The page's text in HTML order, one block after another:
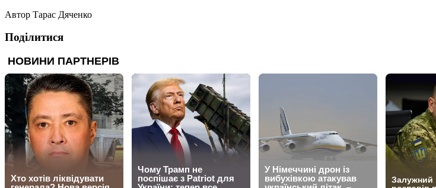
Автор Тарас Дяченко
Поділитися